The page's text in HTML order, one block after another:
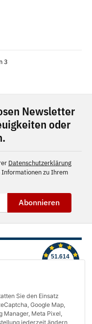
Sie den Einsatz
Google Map,
Manager, Meta Pixel,
jederzeit ändern
3
Newsletter
oder
Datenschutzerklärung
zu Ihrem
Abonnieren